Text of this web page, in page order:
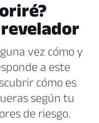
vez cómo y
a este
cómo es
según tu
de riesgo.